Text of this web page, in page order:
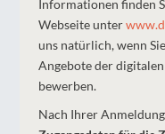
Informationen finden
Webseiteunter
uns natürlich, wenn
Angebote der
bewerben.
Nach Ihrer